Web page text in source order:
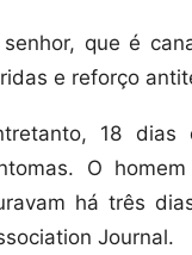
senhor, que é
e reforço
18 dias
O
há três
Journal.